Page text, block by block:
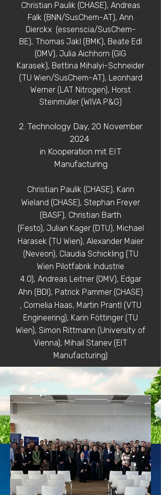
Christian Paulik (CHASE), Andreas
Falk (BNN/SusChem-AT), Ann
Dierckx (essenscia/SusChem-
BE), Thomas Jakl (BMK), Beate Edl
(OMV), Julia Aichhorn (GIG
Karasek), Bettina Mihalyi-Schneider
(TU Wien/SusChem-AT), Leonhard
Werner (LAT Nitrogen), Horst
Steinmüller (WIVA P&G)
2. Technology Day, 20 November
2024
in Kooperation mit EIT
Manufacturing
Christian Paulik (CHASE), Karin
Wieland (CHASE), Stephan Freyer
(BASF), Christian Barth
(Festo), Julian Kager (DTU), Michael
Harasek (TU Wien), Alexander Maier
(Neveon), Claudia Schickling (TU
Wien Pilotfabrik Industrie
4.0), Andreas Leitner (OMV), Edgar
Ahn (BDI), Patrick Pammer (CHASE)
, Cornelia Haas, Martin Prantl (VTU
Engineering), Karin Föttinger (TU
Wien), Simon Rittmann (University of
Vienna), Mihail Stanev (EIT
Manufacturing)